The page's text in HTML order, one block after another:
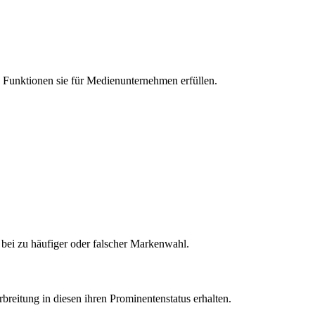
sie für Medienunternehmen erfüllen.
zu häufiger oder falscher Markenwahl.
in diesen ihren Prominentenstatus erhalten.